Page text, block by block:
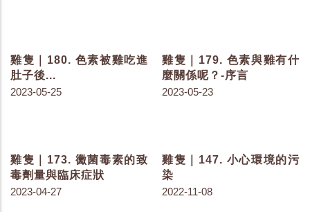
2023-07-18
傳播圖
2023-07-11
可對人造成的疾病
2023-07-07
可對家禽造成的疾病
2023-07-04